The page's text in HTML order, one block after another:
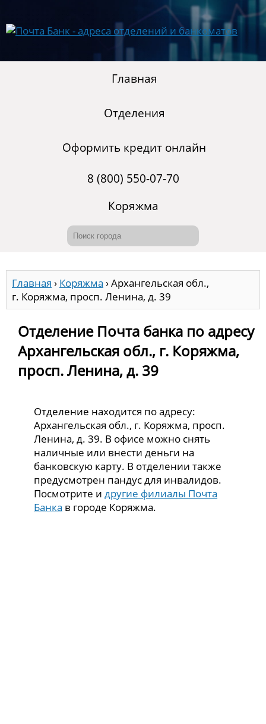
Главная
Отделения
Оформить кредит онлайн
8 (800) 550-07-70
Коряжма
Главная › Коряжма ›Архангельская обл.,
г. Коряжма, просп. Ленина, д. 39
Отделение Почта банка по адресу
Архангельская обл., г. Коряжма,
просп. Ленина, д. 39
Отделение находится по адресу:
Архангельская обл., г. Коряжма, просп.
Ленина, д. 39. В офисе можно снять
наличные или внести деньги на
банковскую карту. В отделении также
предусмотрен пандус для инвалидов.
Посмотрите идругие филиалы Почта
Банка в городе Коряжма.